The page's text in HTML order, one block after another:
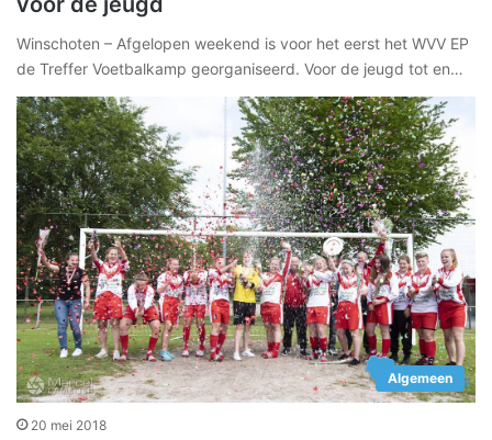
Winschoten – Afgelopen weekend is voor het eerst het WVV EP
de Treffer Voetbalkamp georganiseerd. Voor de jeugd tot en…
Algemeen
20 mei 2018